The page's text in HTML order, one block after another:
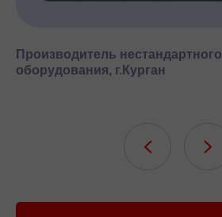
Производитель нестандартного
оборудования, г.Курган